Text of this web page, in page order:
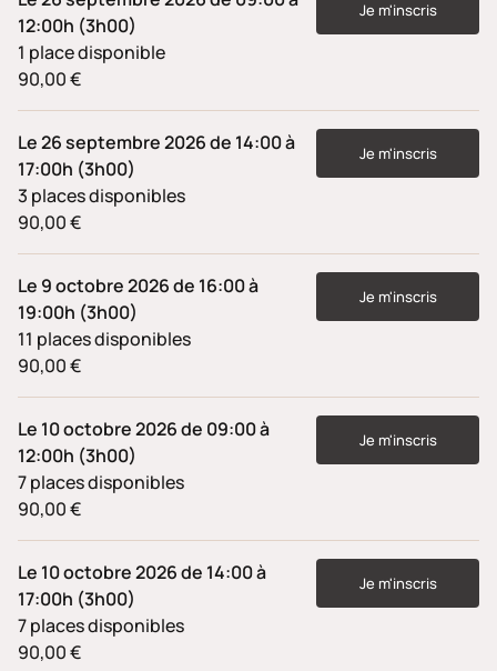
12:00h (3h00)
1 place disponible
90,00 €
Je m'inscris
Le 26 septembre 2026 de 14:00 à
17:00h (3h00)
3 places disponibles
90,00 €
Je m'inscris
Le 9 octobre 2026 de 16:00 à
19:00h (3h00)
11 places disponibles
90,00 €
Je m'inscris
Le 10 octobre 2026 de 09:00 à
12:00h (3h00)
7 places disponibles
90,00 €
Je m'inscris
Le 10 octobre 2026 de 14:00 à
17:00h (3h00)
7 places disponibles
90,00 €
Je m'inscris